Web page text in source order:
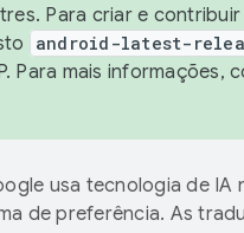
Para criar e contribuir
android-latest-
Para mais informações,
usa tecnologia de IA
de preferência. As